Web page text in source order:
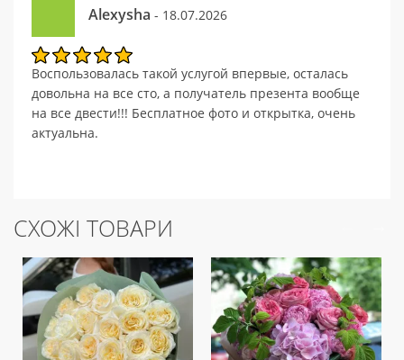
Alexysha - 18.07.2026
Воспользовалась такой услугой впервые, осталась
довольна на все сто, а получатель презента вообще
на все двести!!! Бесплатное фото и открытка, очень
актуальна.
СХОЖІ ТОВАРИ